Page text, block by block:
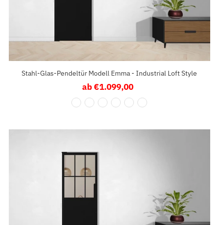
Stahl-Glas-Pendeltür Modell Emma - Industrial Loft Style
Regulärer
Preis
ab €1.099,00